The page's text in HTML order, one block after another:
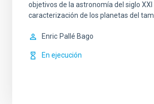
objetivos de la astronomía del siglo XXI
caracterización de los planetas del
Enric Pallé Bago
En ejecución